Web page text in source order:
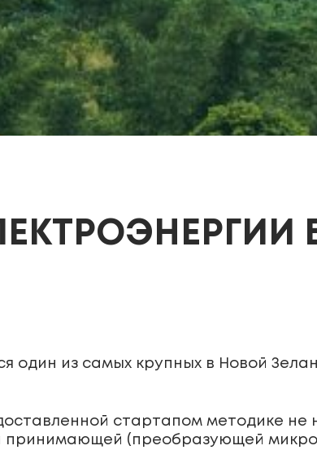
один из самых крупных в Новой
стартапом методике
принимающей (преобразующей